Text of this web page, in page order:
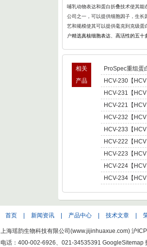
哺乳动物表达和蛋白折叠技术使其能
公司之一，可以提供细胞因子，生
艺和规模使其可以提供毫克到克级
户精选真核细胞表达、高活性的五十
相关
产品
ProSpec重组蛋
HCV-230【
型肝炎病毒
Hepatitis C
HCV-231【
型肝炎病毒
Hepatitis C
HCV-221【
肝炎病毒NS5,
C Virus NS5
HCV-232【
型肝炎病毒
Hepatitis C
HCV-233【
型肝炎病毒
Hepatitis C
HCV-222【
肝炎病毒NS5,
C Virus NS5
HCV-223【
肝炎病毒NS5,
C Virus NS5
HCV-224【
肝炎病毒NS5,
HCV-234【
Hepatitis C Virus
首页 新闻资讯 产品中心 技术文章
上海瑶韵生物科技有限公司(www.jijinhuaxue.com) 沪
电话：400-002-6926、021-34535391 GoogleSitemap